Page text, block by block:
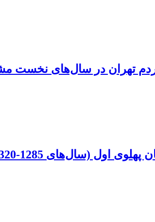
در سال‌های نخست مشروطه (
(سال‌های 1285-1320 شمسی)